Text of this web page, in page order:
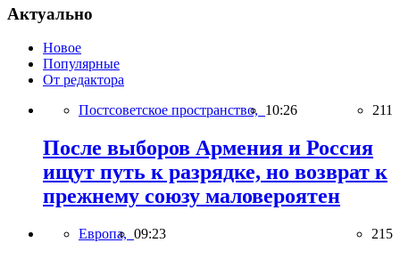
Актуально
Новое
Популярные
От редактора
Постсоветское пространство, 10:26 211
После выборов Армения и Россия
ищут путь к разрядке, но возврат к
прежнему союзу маловероятен
Европа, 09:23 215